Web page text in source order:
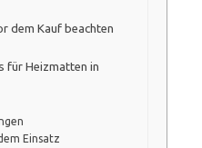
dem Kauf beachten
für Heizmatten in
Einsatz